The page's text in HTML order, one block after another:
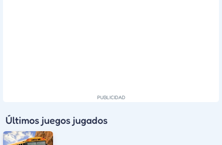
Últimos juegos jugados